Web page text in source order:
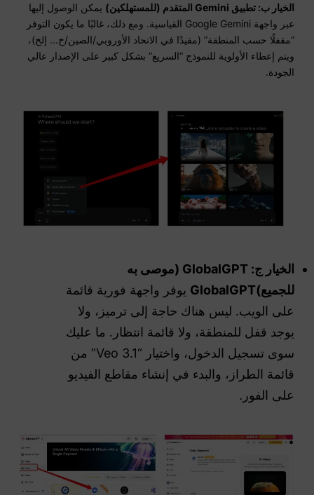
الخيار ب: تطبيق Gemini المتقدم (للمستهلكين)
يمكن الوصول إليها
عبر واجهة Google Gemini القياسية. ومع ذلك، غالبًا ما يكون التوفر
“مقفلًا حسب المنطقة” (مقيدًا في الاتحاد الأوروبي/الصين/خ... إلخ)،
ويتم إعطاء الأولوية للنموذج “السريع” بشكل كبير على الإصدار عالي
الجودة.
الخيار ج: GlobalGPT (موصى به
للجميع)GlobalGPT
يوفر واجهة فورية قائمة
على الويب. ليس هناك حاجة إلى ترميز، ولا
يوجد قفل للمنطقة، ولا قائمة انتظار. ما عليك
سوى تسجيل الدخول، واختيار “Veo 3.1” من
قائمة الطراز، والبدء في إنشاء مقاطع الفيديو
على الفور.